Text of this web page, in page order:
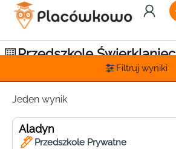
Przedszkole Świerklaniec
Filtruj wyniki
Jeden wynik
Aladyn
Przedszkole Prywatne